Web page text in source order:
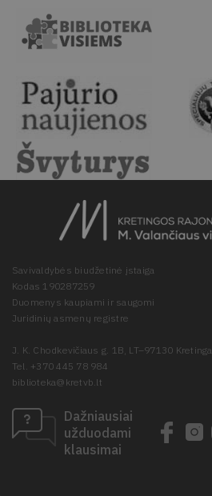
Savivaldybės biudžetinė įstaiga
Kodas 190287259
Duomenys kaupiami ir saugomi
Juridinių asmenų registre
J. K. Chodkevičiaus g. 1B, LT–97130 Kretinga
Tel. +370 445 78 984
biblioteka@kretvb.lt
Dažniausiai
užduodami
klausimai